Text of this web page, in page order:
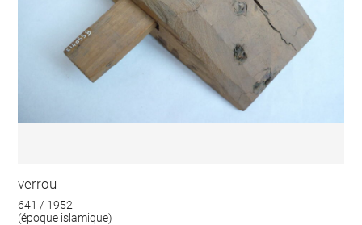
verrou
641 / 1952
(époque islamique)